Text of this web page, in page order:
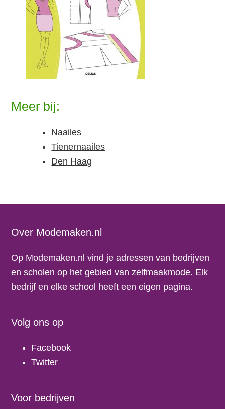
Meer bij:
Naailes
Tienernaailes
Den Haag
Footer
Over Modemaken.nl
Op Modemaken.nl vind je adressen van bedrijven
en scholen op het gebied van zelfmaakmode. Elk
bedrijf en elke school heeft een eigen pagina.
Volg ons op
Facebook
Twitter
Voor bedrijven